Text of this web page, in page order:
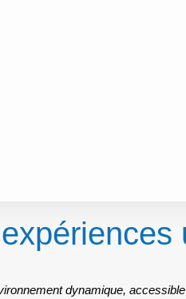
dynamique,